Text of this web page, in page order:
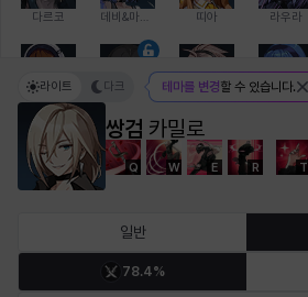
다르코 띠아 라우라
레온 루크 르노어
바바라 버니스 블레어
쌍검 카밀로
Q W E R T
라이트 다크 테마를 변경할 수 있습니다.
일반
78.4%